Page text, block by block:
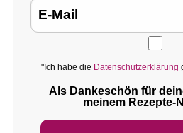
"Ich habe die Datenschutzerklärung
Als Dankeschön für
meinem